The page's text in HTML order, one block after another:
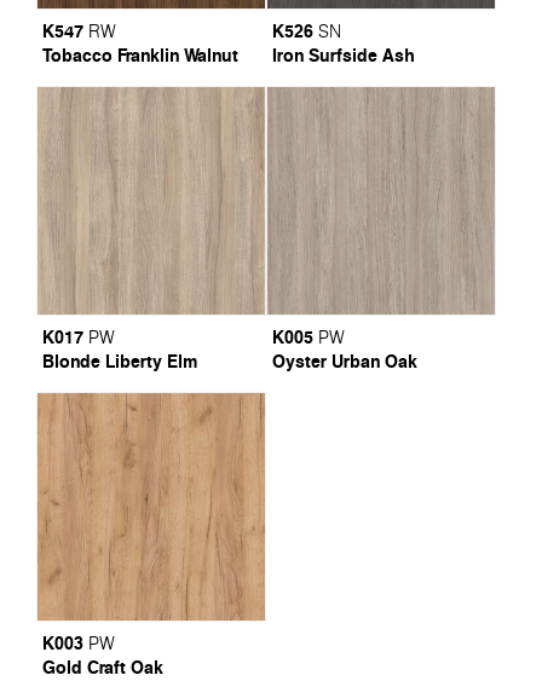
K547 RW
Tobacco Franklin Walnut
K526 SN
Iron Surfside Ash
K017 PW
Blonde Liberty Elm
K005 PW
Oyster Urban Oak
K003 PW
Gold Craft Oak